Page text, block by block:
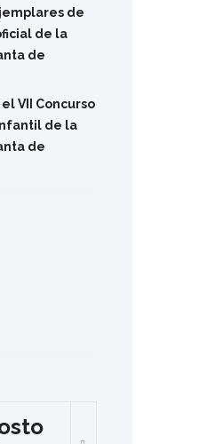
de
de la
de
VII Concurso
de la
de